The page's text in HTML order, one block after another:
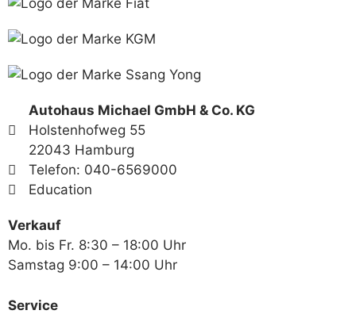
Autohaus Michael GmbH & Co. KG
Holstenhofweg 55
22043 Hamburg
Telefon: 040-6569000
Education
Verkauf
Mo. bis Fr. 8:30 – 18:00 Uhr
Samstag 9:00 – 14:00 Uhr
Service